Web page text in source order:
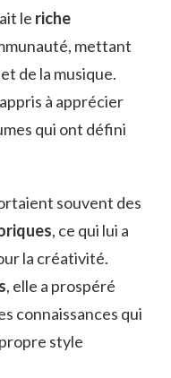
le riche
mettant
de la musique.
à apprécier
qui ont défini
souvent des
, ce qui lui a
la créativité.
, elle a prospéré
connaissances qui
style